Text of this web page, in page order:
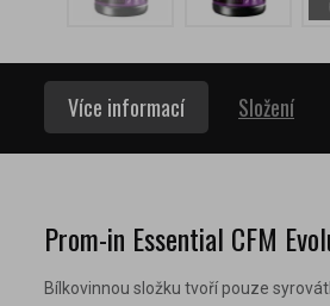
Více informací Složení
Prom-in Essential CFM
Bílkovinnou složku tvoří pouze